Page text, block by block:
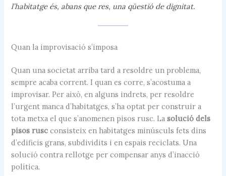
l’habitatge és, abans que res, una qüestió de dignitat.
Quan la improvisació s’imposa
Quan una societat arriba tard a resoldre un problema,
sempre acaba corrent. I quan es corre, s’acostuma a
improvisar. Per això, en alguns indrets, per resoldre
l’urgent manca d’habitatges, s’ha optat per construir a
tota metxa el que s’anomenen pisos rusc. Lasolució dels
pisos rusc consisteix en habitatges minúsculs fets dins
d’edificis grans, subdividits i en espais reciclats. Una
solució contra rellotge per compensar anys d’inacció
política.